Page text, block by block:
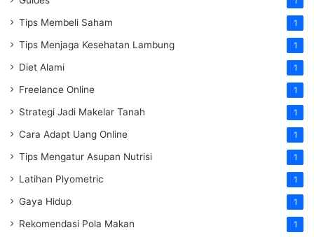
Tips Membeli Saham 1
Tips Menjaga Kesehatan Lambung 1
Diet Alami 1
Freelance Online 1
Strategi Jadi Makelar Tanah 1
Cara Adapt Uang Online 1
Tips Mengatur Asupan Nutrisi 1
Latihan Plyometric 1
Gaya Hidup 1
Rekomendasi Pola Makan 1